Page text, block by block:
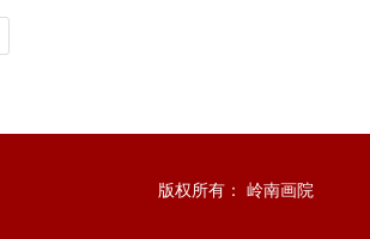
版权所有： 岭南画院